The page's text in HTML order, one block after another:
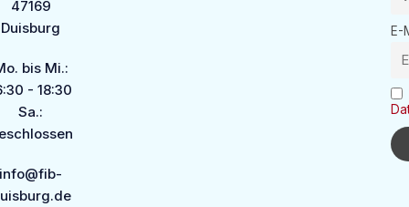
47169
Duisburg
bis Mi.:
- 18:30
Sa.:
info@fib-
E-